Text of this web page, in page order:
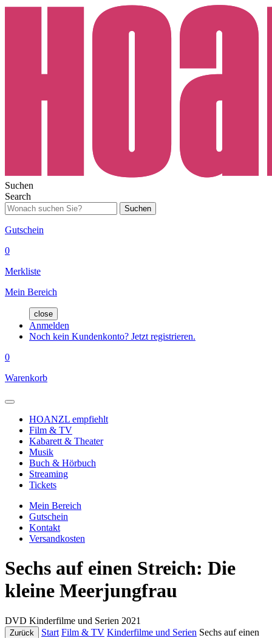
Suchen
Search
Suchen
Gutschein
0
Merkliste
Mein Bereich
close
Anmelden
Noch kein Kundenkonto? Jetzt registrieren.
0
Warenkorb
HOANZL empfiehlt
Film & TV
Kabarett & Theater
Musik
Buch & Hörbuch
Streaming
Tickets
Mein Bereich
Gutschein
Kontakt
Versandkosten
Sechs auf einen Streich: Die
kleine Meerjungfrau
DVD Kinderfilme und Serien 2021
Zurück Start Film & TV Kinderfilme und Serien Sechs auf einen